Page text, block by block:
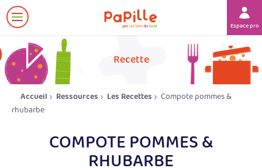
Afficher
le
Espace
Recette
Accueil Ressources Les Recettes
Compote pommes &
rhubarbe
COMPOTE POMMES &
RHUBARBE